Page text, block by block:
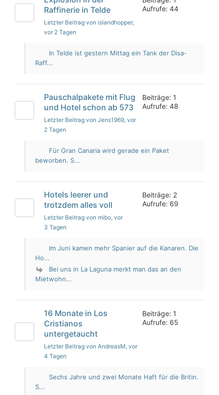
Raffinerie in Telde
Letzter Beitrag von islandhopper,
vor 2 Tagen
Aufrufe: 44
In Telde ist gestern Mittag ein Tank der Disa-
Raff...
Pauschalpakete mit Flug
und Hotel schon ab 573
Letzter Beitrag von Jens1969, vor
2 Tagen
Beiträge: 1
Aufrufe: 48
Für Gran Canaria wird gerade ein Paket
beworben. S...
Hotels leerer und
trotzdem alles voll
Letzter Beitrag von mibo, vor
3 Tagen
Beiträge: 2
Aufrufe: 69
Im Juni kamen mehr Spanier auf die Kanaren. Die
Ho...
Bei uns in La Laguna merkt man das an den
Mietwohn...
16 Monate in Los
Cristianos
untergetaucht
Letzter Beitrag von AndreasM, vor
4 Tagen
Beiträge: 1
Aufrufe: 65
Sechs Jahre und zwei Monate Haft für die Britin.
S...